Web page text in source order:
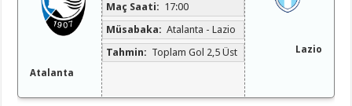
Atalanta
Maç Saati: 17:00
Müsabaka: Atalanta - Lazio
Tahmin: Toplam Gol 2,5 Üst Lazio